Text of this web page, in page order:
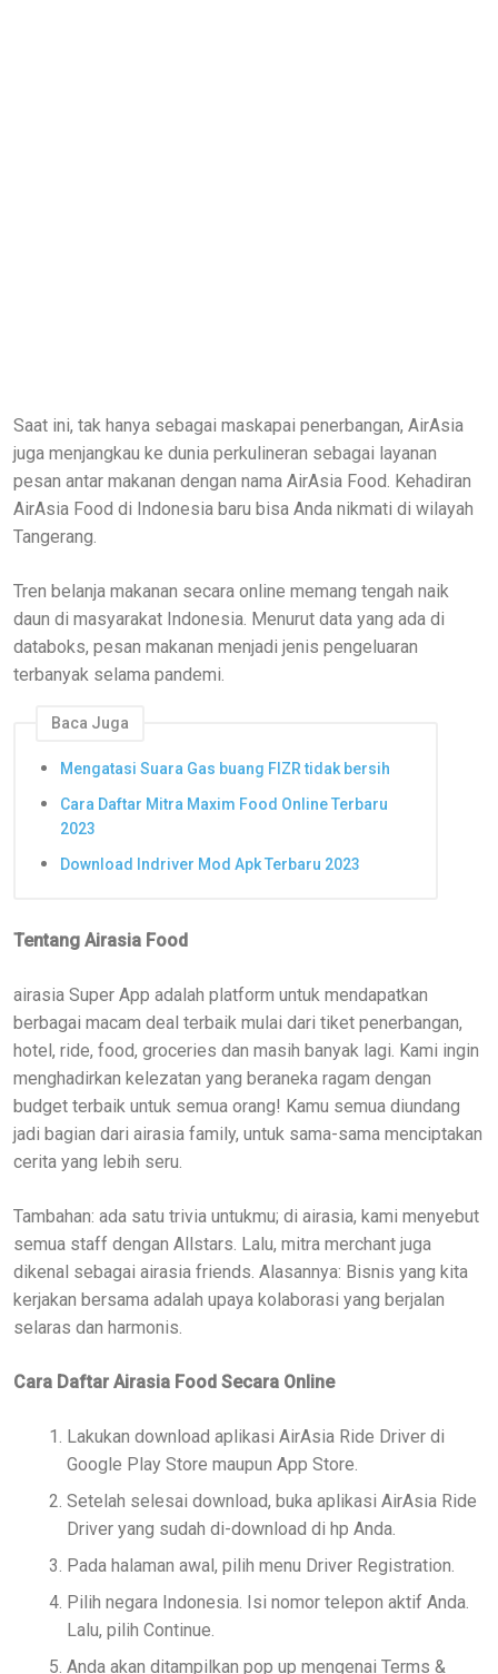
Saat ini, tak hanya sebagai maskapai penerbangan, AirAsia
juga menjangkau ke dunia perkulineran sebagai layanan
pesan antar makanan dengan nama AirAsia Food. Kehadiran
AirAsia Food di Indonesia baru bisa Anda nikmati di wilayah
Tangerang.
Tren belanja makanan secara online memang tengah naik
daun di masyarakat Indonesia. Menurut data yang ada di
databoks, pesan makanan menjadi jenis pengeluaran
terbanyak selama pandemi.
Baca Juga
Mengatasi Suara Gas buang FIZR tidak bersih
Cara Daftar Mitra Maxim Food Online Terbaru
2023
Download Indriver Mod Apk Terbaru 2023
Tentang Airasia Food
airasia Super App adalah platform untuk mendapatkan
berbagai macam deal terbaik mulai dari tiket penerbangan,
hotel, ride, food, groceries dan masih banyak lagi. Kami ingin
menghadirkan kelezatan yang beraneka ragam dengan
budget terbaik untuk semua orang! Kamu semua diundang
jadi bagian dari airasia family, untuk sama-sama menciptakan
cerita yang lebih seru.
Tambahan: ada satu trivia untukmu; di airasia, kami menyebut
semua staff dengan Allstars. Lalu, mitra merchant juga
dikenal sebagai airasia friends. Alasannya: Bisnis yang kita
kerjakan bersama adalah upaya kolaborasi yang berjalan
selaras dan harmonis.
Cara Daftar Airasia Food Secara Online
Lakukan download aplikasi AirAsia Ride Driver di
Google Play Store maupun App Store.
Setelah selesai download, buka aplikasi AirAsia Ride
Driver yang sudah di-download di hp Anda.
Pada halaman awal, pilih menu Driver Registration.
Pilih negara Indonesia. Isi nomor telepon aktif Anda.
Lalu, pilih Continue.
Anda akan ditampilkan pop up mengenai Terms &